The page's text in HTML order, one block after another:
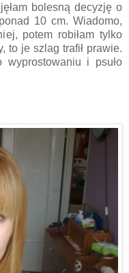
bolesną decyzję o
10 cm. Wiadomo,
potem robiłam tylko
to je szlag trafił prawie.
wyprostowaniu i psuło